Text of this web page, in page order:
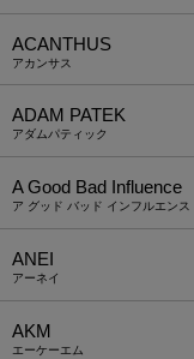
ACANTHUS
アカンサス
ADAM PATEK
アダムパティック
A Good Bad Influence
ア グッド バッド インフルエンス
ANEI
アーネイ
AKM
エーケーエム